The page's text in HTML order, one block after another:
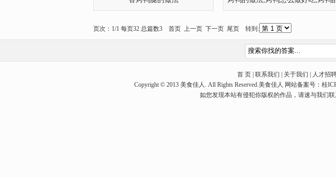
页次：1/1 每页32 总篇数3 首页 上一页 下一页 尾页 转到:
首 页 | 联系我们 | 关于我们 | 人才招
Copyright © 2013 美食佳人. All Rights Reserved.美食佳人 网站备案号：桂
如您发现本站有侵犯你版权的作品，请速与我们